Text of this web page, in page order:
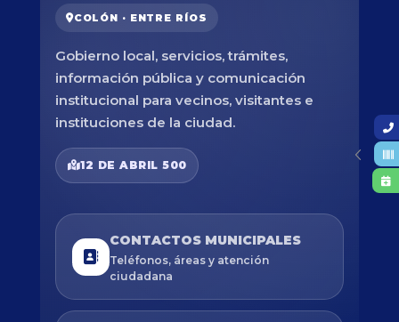
COLÓN · ENTRE RÍOS
Gobierno local, servicios, trámites,
información pública y comunicación
institucional para vecinos, visitantes e
instituciones de la ciudad.
12 DE ABRIL 500
CONTACTOS MUNICIPALES
Teléfonos, áreas y atención
ciudadana